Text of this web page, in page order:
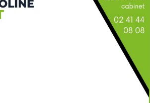
Centre Spécialisé Obésité